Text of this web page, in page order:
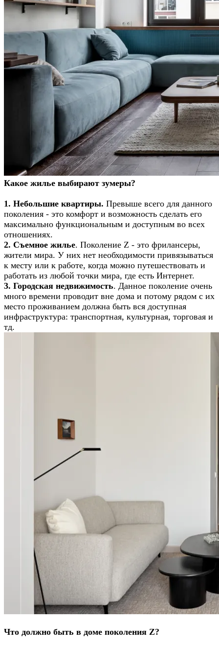
Какое жилье выбирают зумеры?
1. Небольшие квартиры. Превыше всего для данного
поколения - это комфорт и возможность сделать его
максимально функциональным и доступным во всех
отношениях.
2. Съемное жилье. Поколение Z - это фрилансеры,
жители мира. У них нет необходимости привязываться
к месту или к работе, когда можно путешествовать и
работать из любой точки мира, где есть Интернет.
3. Городская недвижимость. Данное поколение очень
много времени проводит вне дома и потому рядом с их
место проживанием должна быть вся доступная
инфраструктура: транспортная, культурная, торговая и
тд.
Что должно быть в доме поколения Z?